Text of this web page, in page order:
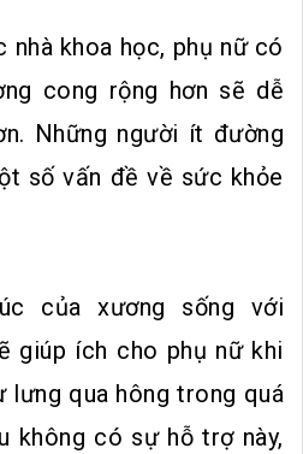
khoa học, phụ nữ có
cong rộng hơn sẽ dễ
Những người ít đường
số vấn đề về sức khỏe
của xương sống với
giúp ích cho phụ nữ khi
lưng qua hông trong quá
không có sự hỗ trợ này,